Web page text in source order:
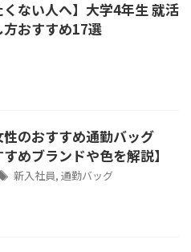
くない人へ】大学4年生 就活
おすすめ17選
のおすすめ通勤バッグ
めブランドや色を解説】
新入社員, 通勤バッグ